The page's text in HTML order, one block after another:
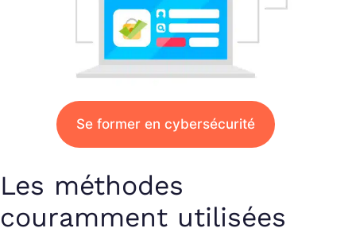
Se former en cybersécurité
Les méthodes
couramment utilisées